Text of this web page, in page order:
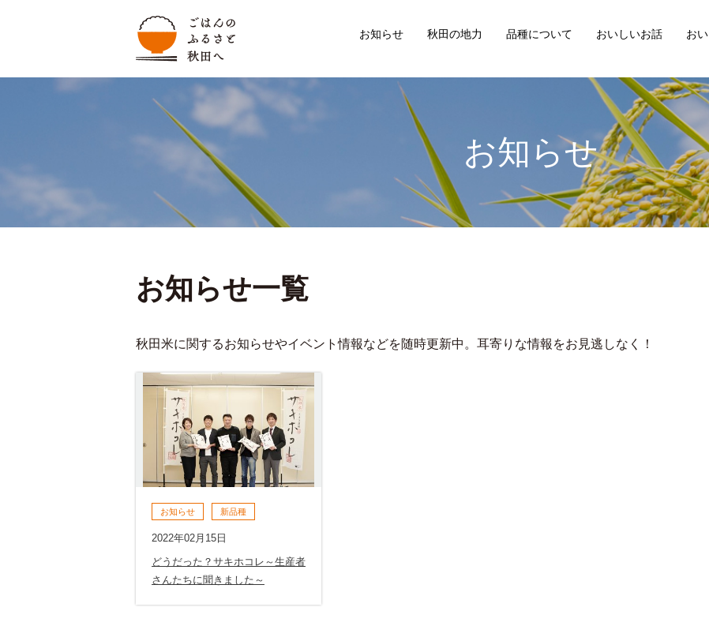
お知らせ 秋田の地力 品種について おいしいお話 お
お知らせ
お知らせ一覧
秋田米に関するお知らせやイベント情報などを随時更新中。耳寄りな情報をお見逃しなく！
お知らせ 新品種
2022年02月15日
どうだった？サキホコレ～生産者
さんたちに聞きました～